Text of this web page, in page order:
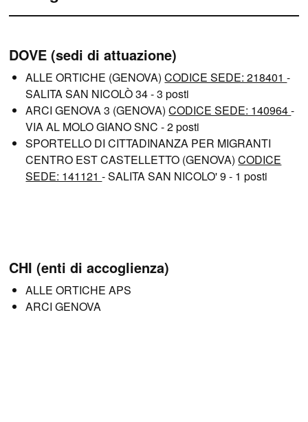
CHI (enti di accoglienza)
ALLE ORTICHE APS
ARCI GENOVA
DOVE (sedi di attuazione)
ALLE ORTICHE (GENOVA)CODICE SEDE: 218401-
SALITA SAN NICOLÒ 34 - 3 posti
ARCI GENOVA 3 (GENOVA)CODICE SEDE: 140964-
VIA AL MOLO GIANO SNC - 2 posti
SPORTELLO DI CITTADINANZA PER MIGRANTI
CENTRO EST CASTELLETTO (GENOVA)CODICE
SEDE: 141121- SALITA SAN NICOLO' 9 - 1 posti